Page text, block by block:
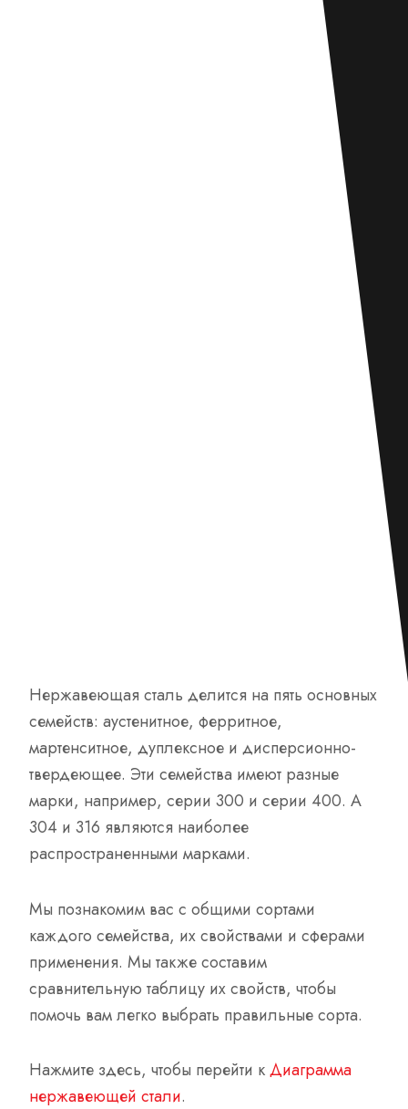
Нержавеющая сталь делится на пять основных
семейств: аустенитное, ферритное,
мартенситное, дуплексное и дисперсионно-
твердеющее. Эти семейства имеют разные
марки, например, серии 300 и серии 400. А
304 и 316 являются наиболее
распространенными марками.
Мы познакомим вас с общими сортами
каждого семейства, их свойствами и сферами
применения. Мы также составим
сравнительную таблицу их свойств, чтобы
помочь вам легко выбрать правильные сорта.
Нажмите здесь, чтобы перейти кДиаграмма
нержавеющей стали.